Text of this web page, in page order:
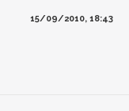
15/09/2010, 18:43